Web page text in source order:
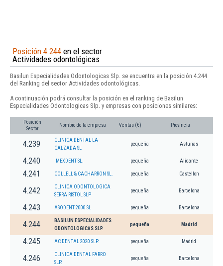
Posición 4.244 en el sector
Actividades odontológicas
Basilun Especialidades Odontologicas Slp. se encuentra en la posición 4.244
del Ranking del sector Actividades odontológicas.
A continuación podrá consultar la posición en el ranking de Basilun
Especialidades Odontologicas Slp. y empresas con posiciones similares:
Posición
Sector
Nombre de la empresa Ventas (€) Provincia
4.239
CLINICA DENTAL LA
CALZADA SL
pequeña Asturias
4.240 IMEXDENT SL. pequeña Alicante
4.241 COLLELL & CACHARRON SL. pequeña Castellon
4.242
CLINICA ODONTOLOGICA
SERRA RISTOL SLP
pequeña Barcelona
4.243 ASODENT 2000 SL pequeña Barcelona
4.244
BASILUN ESPECIALIDADES
ODONTOLOGICAS SLP.
pequeña Madrid
4.245 AC DENTAL 2020 SLP. pequeña Madrid
4.246
CLINICA DENTAL FARRO
SLP.
pequeña Barcelona